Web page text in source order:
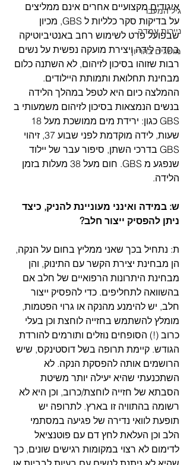
גיל המעבר
ניירות עמדה
מושגים בהריון
איגודים מקצועיים אחרים אינם ממליצים
על בדיקות סקר כלליות ל GBS, מכיון
שבפועל פרט לשימוש רחב באנטיביוטיקה
בחדר לידה ויצירת מועקה נפשית על נשים
רבות שזוהו בסיכון לזיהום, לא השתנה כלום
מבחינת תחלואת ותמותת היילודים.
ההמלצה כיום היא לטפל במהלך הלידה
בנשים הנמצאות בסיכון לזיהום משמעותי ב
שעות, לידה מוקדמת לפני שבוע 37, זיהוי
GBS בדרכי השתן, סיפור עבר של יילוד
שנפגע מ GBS. חום מעל 38 מעלות בזמן
הלידה.
ש: במידה ואינני מעוניינת להניק, כיצד
ניתן להפסיק ייצור חלב?
ת: נתחיל בכך שאני ממליץ בחום על הנקה,
הן מבחינת יצירת הקשר עם התינוק, והן
מבחינת היתרונות הרפואיים של חלב אם
בהשוואה לתחליפים. כדי להפסיק ייצור
חלב, יש להימנע מהנקה או גרוי הפטמות,
מומלץ להשתמש בחזייה לוחצת וכן בעלי
כרוב (!) הסופחים נוזלים ותורמים להורדת
הגודש. קיימת תרופה בשל דוסטינקס, שיש
הרושמים אותה להפסקת הנקה. לא
השתכנעתי שהיא יעילה יותר משיטת
הסבתא של חזייה לוחצת/כרוב, וכן היא לא
רשומה בהתוויה זו בארץ. לתרופה יש
תופעת לוואי נדירה של פגיעה במסתמי
הלב וכן העלאת לחץ דם עם פוטנציאל
לדימום לא רצוי במקומות רגישים שונים, כך